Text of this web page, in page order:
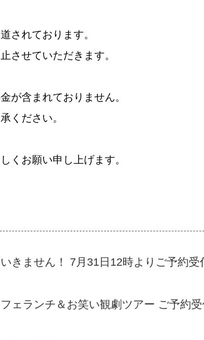
されております。
させていただきます。
が含まれておりません。
ください。
くお願い申し上げます。
きません！ 7月31日12時よりご予約受
ェランチ＆お笑い観劇ツアー ご予約